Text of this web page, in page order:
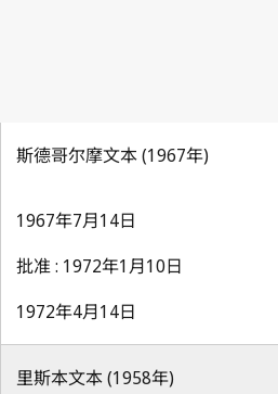
斯德哥尔摩文本 (1967年)
1967年7月14日
批准 : 1972年1月10日
1972年4月14日
里斯本文本 (1958年)